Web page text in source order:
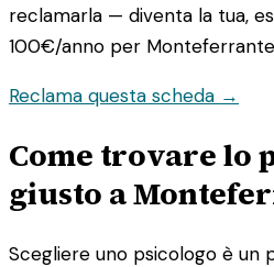
reclamarla — diventa la tua,
100€/anno per
Reclama questa scheda →
Come trovare lo
giusto a
Scegliere uno psicologo è un